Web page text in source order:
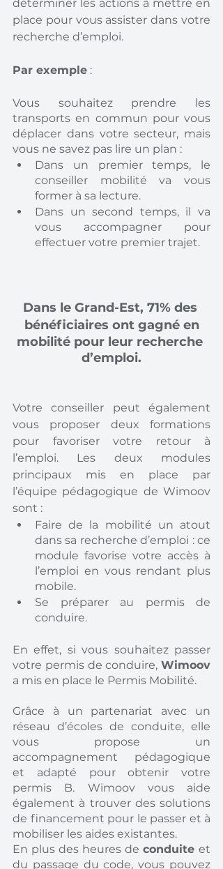
déterminer les actions à mettre en
place pour vous assister dans votre
recherche d’emploi.
Par exemple :
Vous souhaitez prendre les
transports en commun pour vous
déplacer dans votre secteur, mais
vous ne savez pas lire un plan :
Dans un premier temps, le
conseiller mobilité va vous
former à sa lecture.
Dans un second temps, il va
vous accompagner pour
effectuer votre premier trajet.
Dans le Grand-Est, 71% des
bénéficiaires ont gagné en
mobilité pour leur recherche
d’emploi.
Votre conseiller peut également
vous proposer deux formations
pour favoriser votre retour à
l’emploi. Les deux modules
principaux mis en place par
l’équipe pédagogique de Wimoov
sont :
Faire de la mobilité un atout
dans sa recherche d’emploi : ce
module favorise votre accès à
l’emploi en vous rendant plus
mobile.
Se préparer au permis de
conduire.
En effet, si vous souhaitez passer
votre permis de conduire,
a mis en place le Permis Mobilité.
Grâce à un partenariat avec un
réseau d’écoles de conduite, elle
vous propose un
accompagnement pédagogique
et adapté pour obtenir votre
permis B. Wimoov vous aide
également à trouver des solutions
de financement pour le passer et à
mobiliser les aides existantes.
En plus des heures de conduite et
du passage du code, vous pouvez